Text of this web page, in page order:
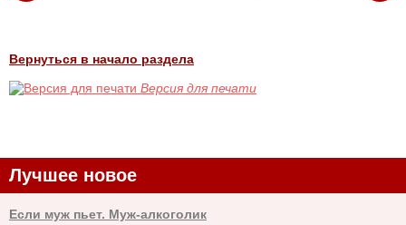
Вернуться в начало раздела
Версия для печати
Лучшее новое
Если муж пьет. Муж-алкоголик